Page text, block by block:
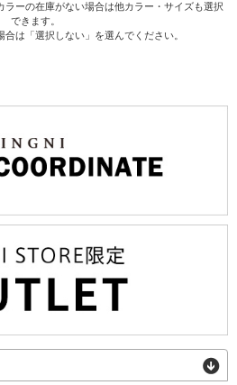
ラーの在庫がない場合は他カラー・サイズも選択
できます。
合は「選択しない」を選んでください。